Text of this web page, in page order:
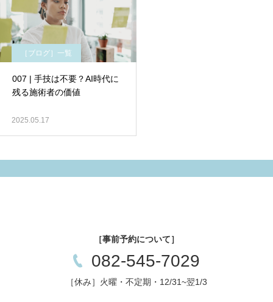
［ブログ］一覧
007 | 手技は不要？AI時代に
残る施術者の価値
2025.05.17
［事前予約について］
082-545-7029
［休み］火曜・不定期・12/31~翌1/3